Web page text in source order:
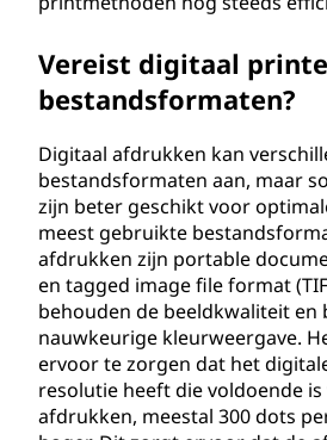
Vereist digitaal
bestandsformaten?
Digitaal afdrukken kan
bestandsformaten aan, maar
zijn beter geschikt voor
meest gebruikte
afdrukken zijn portable
en tagged image file format
behouden de beeldkwaliteit en
nauwkeurige kleurweergave.
ervoor te zorgen dat het
resolutie heeft die voldoende
afdrukken, meestal 300 dots